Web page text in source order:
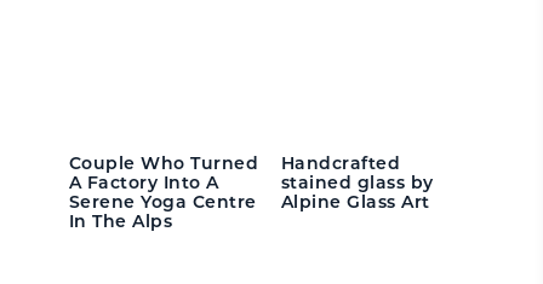
Couple Who Turned
A Factory Into A
Serene Yoga Centre
In The Alps
Handcrafted
stained glass by
Alpine Glass Art